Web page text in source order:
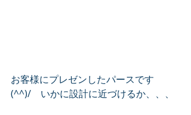
お客様にプレゼンしたパースです
(^^)/　いかに設計に近づけるか、、、